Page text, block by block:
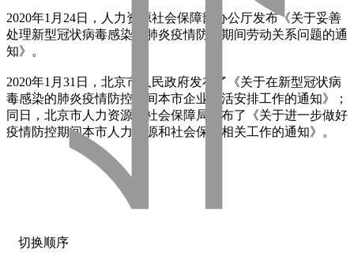
2020年1月24日，人力资源社会保障部办公厅发布《关于妥善
处理新型冠状病毒感染的肺炎疫情防控期间劳动关系问题的通
知》。
2020年1月31日，北京市人民政府发布了《关于在新型冠状病
毒感染的肺炎疫情防控期间本市企业灵活安排工作的通知》；
同日，北京市人力资源和社会保障局发布了《关于进一步做好
疫情防控期间本市人力资源和社会保障相关工作的通知》。
切换顺序